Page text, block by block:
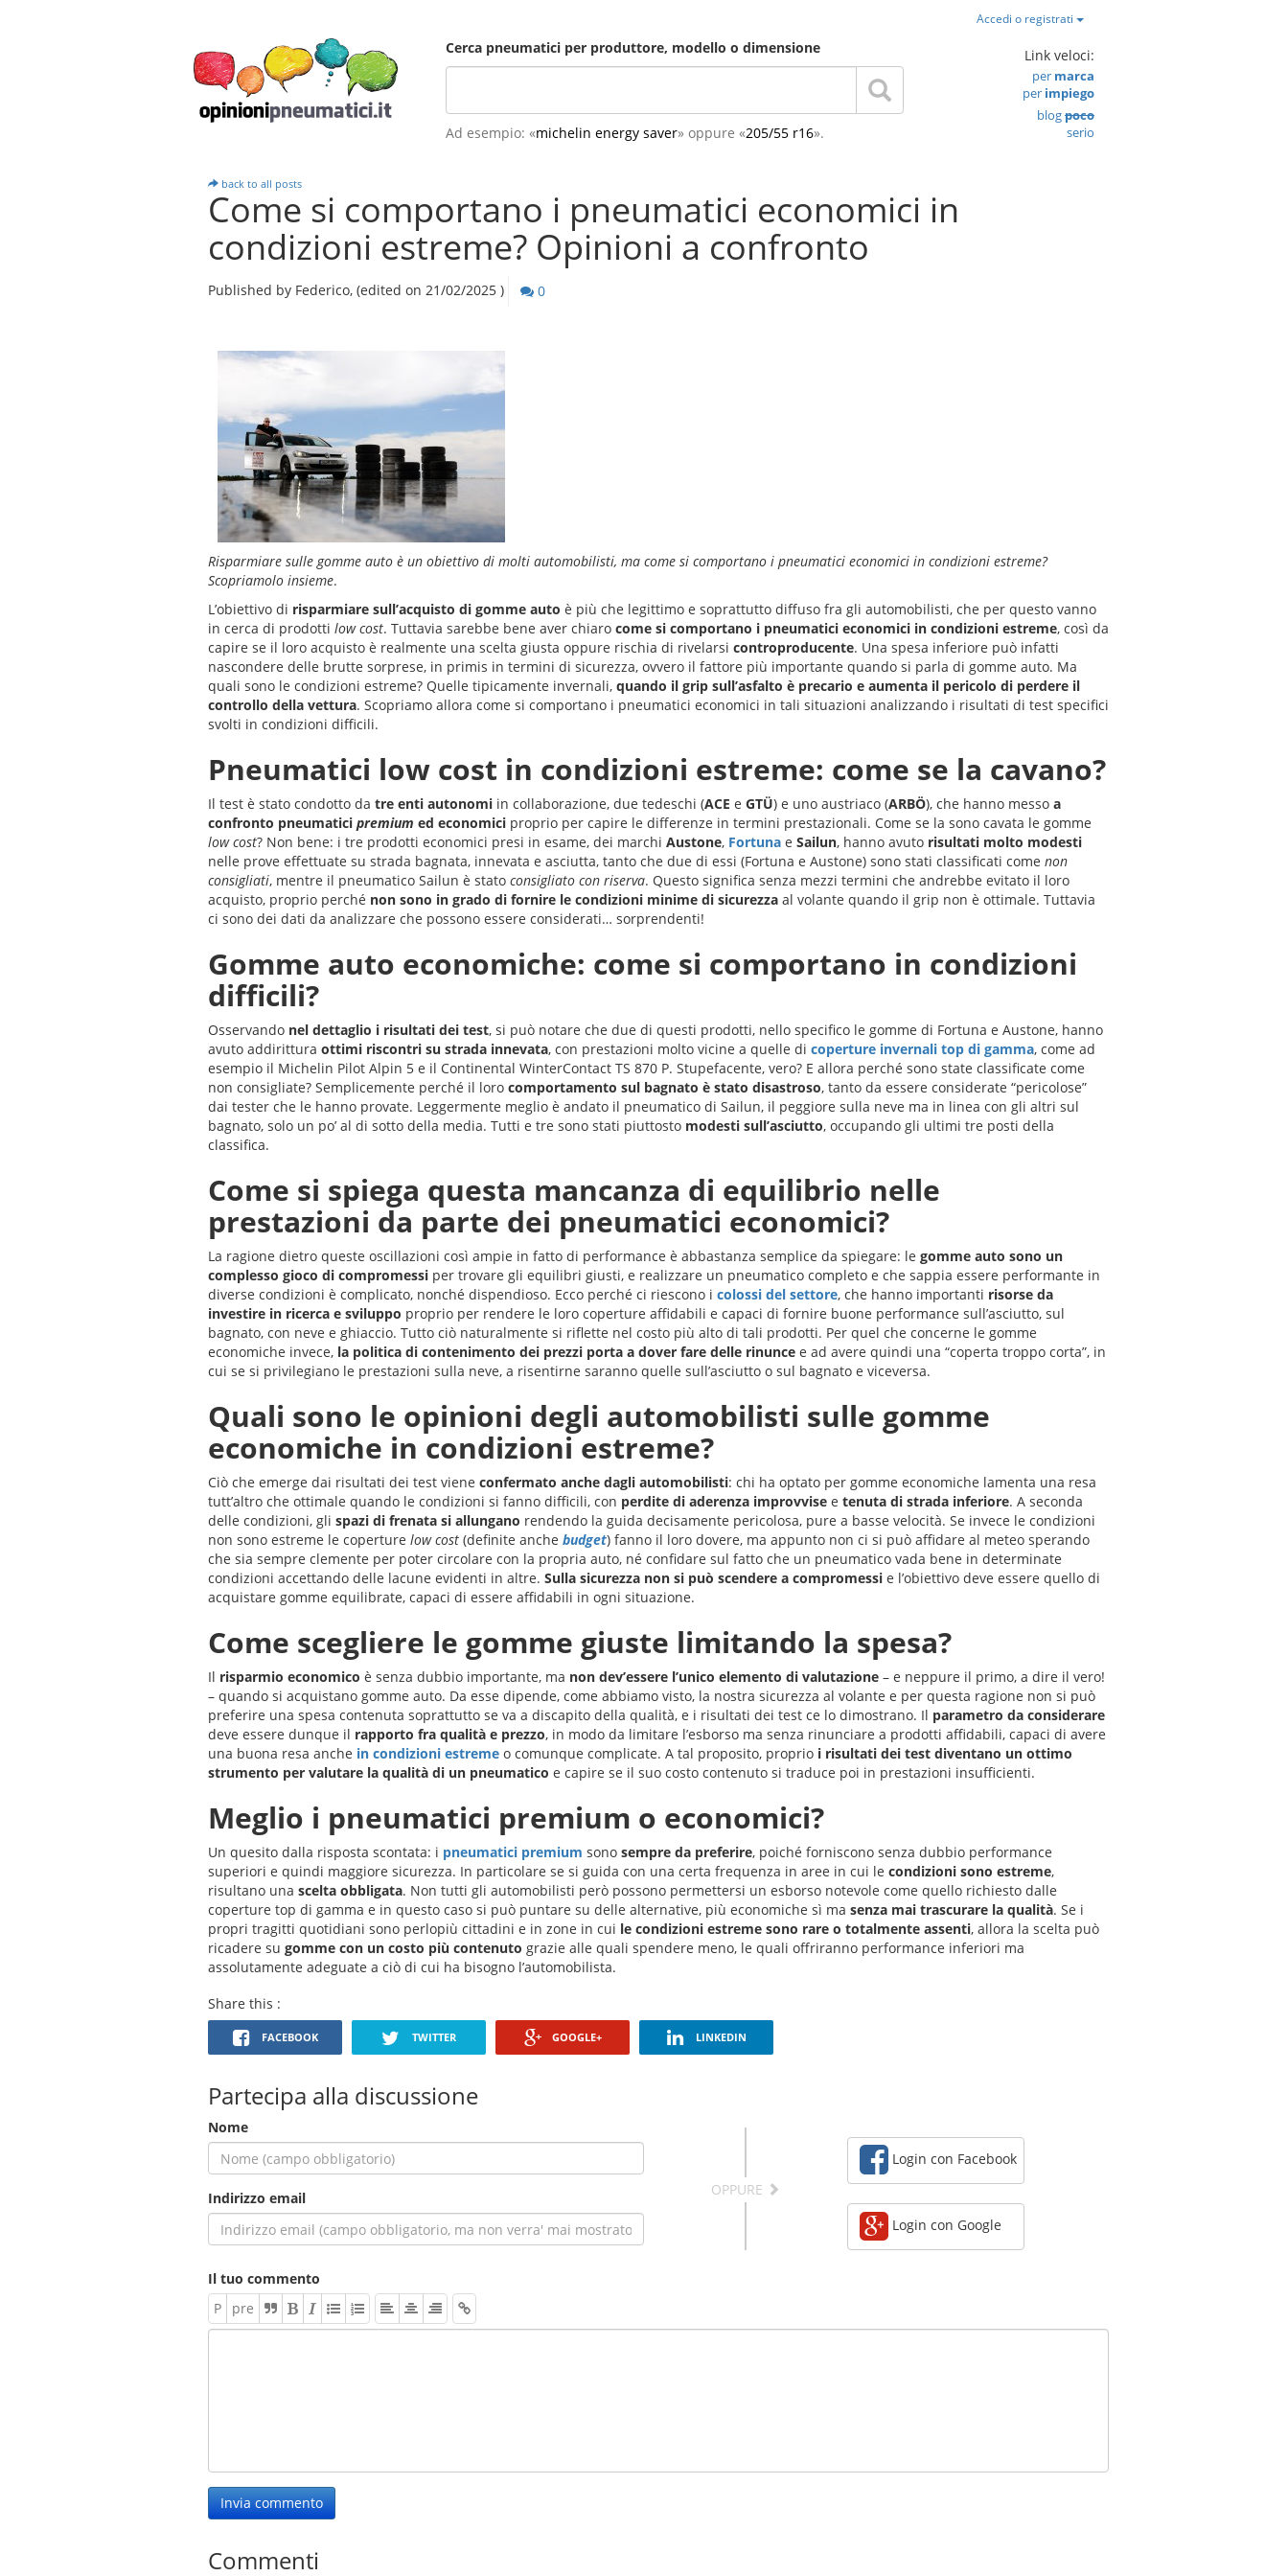
Accedi o registrati
Cerca pneumatici per produttore, modello o dimensione
Ad esempio: «michelin energy saver» oppure «205/55 r16».
Link veloci:
per marca
per impiego
blogpoco
serio
back to all posts
Come si comportano i pneumatici economici in
condizioni estreme? Opinioni a confronto
Published by Federico, (edited on 21/02/2025 ) 0
Risparmiare sulle gomme auto è un obiettivo di molti automobilisti, ma come si comportano i pneumatici economici in condizioni estreme?
Scopriamolo insieme.
L’obiettivo di risparmiare sull’acquisto di gomme auto è più che legittimo e soprattutto diffuso fra gli automobilisti, che per questo vanno
in cerca di prodotti low cost. Tuttavia sarebbe bene aver chiaro come si comportano i pneumatici economici in condizioni estreme, così da
capire se il loro acquisto è realmente una scelta giusta oppure rischia di rivelarsi controproducente. Una spesa inferiore può infatti
nascondere delle brutte sorprese, in primis in termini di sicurezza, ovvero il fattore più importante quando si parla di gomme auto. Ma
quali sono le condizioni estreme? Quelle tipicamente invernali, quando il grip sull’asfalto è precario e aumenta il pericolo di perdere il
controllo della vettura. Scopriamo allora come si comportano i pneumatici economici in tali situazioni analizzando i risultati di test specifici
svolti in condizioni difficili.
Pneumatici low cost in condizioni estreme: come se la cavano?
Il test è stato condotto da tre enti autonomi in collaborazione, due tedeschi (ACE e GTÜ) e uno austriaco (ARBÖ), che hanno messo a
confronto pneumatici premium ed economici proprio per capire le differenze in termini prestazionali. Come se la sono cavata le gomme
low cost? Non bene: i tre prodotti economici presi in esame, dei marchi Austone, Fortuna e Sailun, hanno avuto risultati molto modesti
nelle prove effettuate su strada bagnata, innevata e asciutta, tanto che due di essi (Fortuna e Austone) sono stati classificati come non
consigliati, mentre il pneumatico Sailun è stato consigliato con riserva. Questo significa senza mezzi termini che andrebbe evitato il loro
acquisto, proprio perché non sono in grado di fornire le condizioni minime di sicurezza al volante quando il grip non è ottimale. Tuttavia
ci sono dei dati da analizzare che possono essere considerati… sorprendenti!
Gomme auto economiche: come si comportano in condizioni
difficili?
Osservando nel dettaglio i risultati dei test, si può notare che due di questi prodotti, nello specifico le gomme di Fortuna e Austone, hanno
avuto addirittura ottimi riscontri su strada innevata, con prestazioni molto vicine a quelle di coperture invernali top di gamma, come ad
esempio il Michelin Pilot Alpin 5 e il Continental WinterContact TS 870 P. Stupefacente, vero? E allora perché sono state classificate come
non consigliate? Semplicemente perché il loro comportamento sul bagnato è stato disastroso, tanto da essere considerate “pericolose”
dai tester che le hanno provate. Leggermente meglio è andato il pneumatico di Sailun, il peggiore sulla neve ma in linea con gli altri sul
bagnato, solo un po’ al di sotto della media. Tutti e tre sono stati piuttosto modesti sull’asciutto, occupando gli ultimi tre posti della
classifica.
Come si spiega questa mancanza di equilibrio nelle
prestazioni da parte dei pneumatici economici?
La ragione dietro queste oscillazioni così ampie in fatto di performance è abbastanza semplice da spiegare: le gomme auto sono un
complesso gioco di compromessi per trovare gli equilibri giusti, e realizzare un pneumatico completo e che sappia essere performante in
diverse condizioni è complicato, nonché dispendioso. Ecco perché ci riescono i colossi del settore, che hanno importanti risorse da
investire in ricerca e sviluppo proprio per rendere le loro coperture affidabili e capaci di fornire buone performance sull’asciutto, sul
bagnato, con neve e ghiaccio. Tutto ciò naturalmente si riflette nel costo più alto di tali prodotti. Per quel che concerne le gomme
economiche invece, la politica di contenimento dei prezzi porta a dover fare delle rinunce e ad avere quindi una “coperta troppo corta”, in
cui se si privilegiano le prestazioni sulla neve, a risentirne saranno quelle sull’asciutto o sul bagnato e viceversa.
Quali sono le opinioni degli automobilisti sulle gomme
economiche in condizioni estreme?
Ciò che emerge dai risultati dei test viene confermato anche dagli automobilisti: chi ha optato per gomme economiche lamenta una resa
tutt’altro che ottimale quando le condizioni si fanno difficili, con perdite di aderenza improvvise e tenuta di strada inferiore. A seconda
delle condizioni, gli spazi di frenata si allungano rendendo la guida decisamente pericolosa, pure a basse velocità. Se invece le condizioni
non sono estreme le coperture low cost (definite anche budget) fanno il loro dovere, ma appunto non ci si può affidare al meteo sperando
che sia sempre clemente per poter circolare con la propria auto, né confidare sul fatto che un pneumatico vada bene in determinate
condizioni accettando delle lacune evidenti in altre. Sulla sicurezza non si può scendere a compromessi e l’obiettivo deve essere quello di
acquistare gomme equilibrate, capaci di essere affidabili in ogni situazione.
Come scegliere le gomme giuste limitando la spesa?
Il risparmio economico è senza dubbio importante, ma non dev’essere l’unico elemento di valutazione – e neppure il primo, a dire il vero!
– quando si acquistano gomme auto. Da esse dipende, come abbiamo visto, la nostra sicurezza al volante e per questa ragione non si può
preferire una spesa contenuta soprattutto se va a discapito della qualità, e i risultati dei test ce lo dimostrano. Il parametro da considerare
deve essere dunque il rapporto fra qualità e prezzo, in modo da limitare l’esborso ma senza rinunciare a prodotti affidabili, capaci di avere
una buona resa anche in condizioni estreme o comunque complicate. A tal proposito, proprio i risultati dei test diventano un ottimo
strumento per valutare la qualità di un pneumatico e capire se il suo costo contenuto si traduce poi in prestazioni insufficienti.
Meglio i pneumatici premium o economici?
Un quesito dalla risposta scontata: i pneumatici premium sono sempre da preferire, poiché forniscono senza dubbio performance
superiori e quindi maggiore sicurezza. In particolare se si guida con una certa frequenza in aree in cui le condizioni sono estreme,
risultano una scelta obbligata. Non tutti gli automobilisti però possono permettersi un esborso notevole come quello richiesto dalle
coperture top di gamma e in questo caso si può puntare su delle alternative, più economiche sì ma senza mai trascurare la qualità. Se i
propri tragitti quotidiani sono perlopiù cittadini e in zone in cui le condizioni estreme sono rare o totalmente assenti, allora la scelta può
ricadere su gomme con un costo più contenuto grazie alle quali spendere meno, le quali offriranno performance inferiori ma
assolutamente adeguate a ciò di cui ha bisogno l’automobilista.
Share this :
FACEBOOK TWITTER GOOGLE+ LINKEDIN
Partecipa alla discussione
Nome
Indirizzo email OPPURE
Login con Facebook
Login con Google
Il tuo commento
P
pre
Invia commento
Commenti